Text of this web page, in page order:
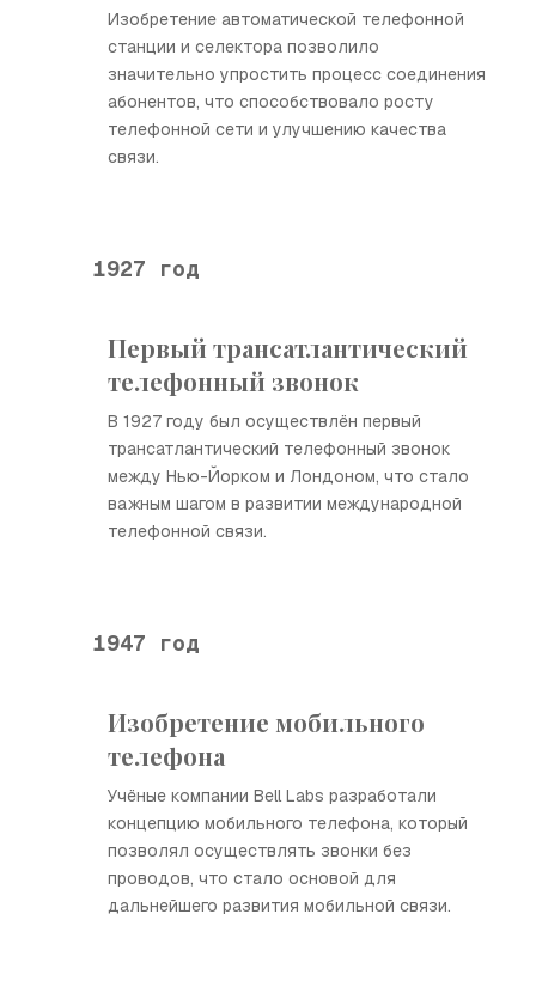
Изобретение автоматической телефонной
станции и селектора позволило
значительно упростить процесс соединения
абонентов, что способствовало росту
телефонной сети и улучшению качества
связи.
1927 год
Первый трансатлантический
телефонный звонок
В 1927 году был осуществлён первый
трансатлантический телефонный звонок
между Нью-Йорком и Лондоном, что стало
важным шагом в развитии международной
телефонной связи.
1947 год
Изобретение мобильного
телефона
Учёные компании Bell Labs разработали
концепцию мобильного телефона, который
позволял осуществлять звонки без
проводов, что стало основой для
дальнейшего развития мобильной связи.